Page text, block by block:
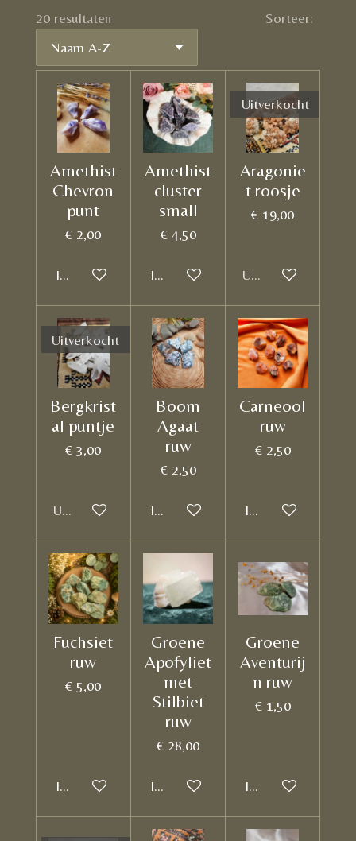
20 resultaten Sorteer:
Amethist
Chevron
punt
€ 2,00
In winkelwagen
Amethist
cluster
small
€ 4,50
In winkelwagen
Uitverkocht
Aragonie
t roosje
€ 19,00
Uitverkocht
Uitverkocht
Bergkrist
al puntje
€ 3,00
Uitverkocht
Boom
Agaat
ruw
€ 2,50
In winkelwagen
Carneool
ruw
€ 2,50
In winkelwagen
Fuchsiet
ruw
€ 5,00
In winkelwagen
Groene
Apofyliet
met
Stilbiet
ruw
€ 28,00
In winkelwagen
Groene
Aventurij
n ruw
€ 1,50
In winkelwagen